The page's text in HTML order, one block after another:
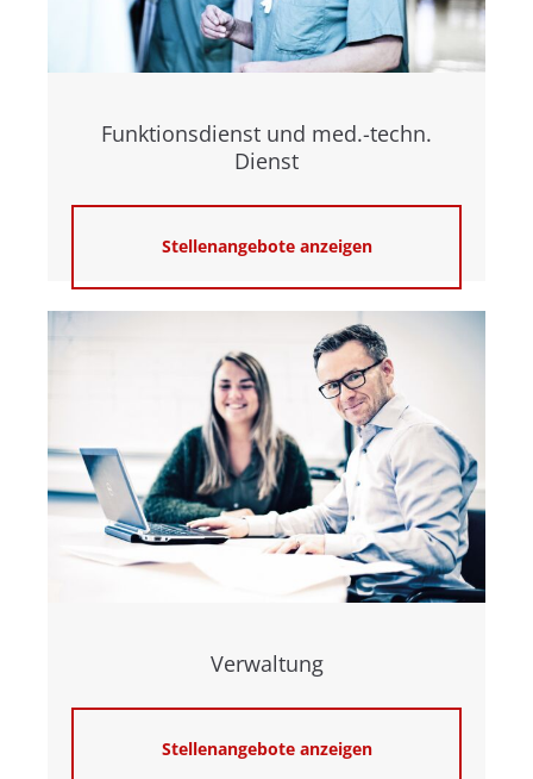
Funktionsdienst und med.-techn.
Dienst
Stellenangebote anzeigen
Verwaltung
Stellenangebote anzeigen